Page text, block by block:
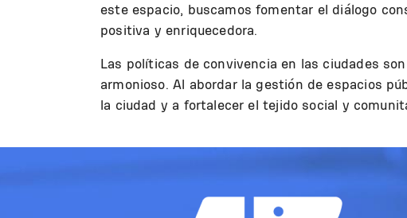
este espacio, buscamos fomentar el diálogo
positiva y enriquecedora.
Las políticas de convivencia en las ciudades
armonioso. Al abordar la gestión de espacios
la ciudad y a fortalecer el tejido social y